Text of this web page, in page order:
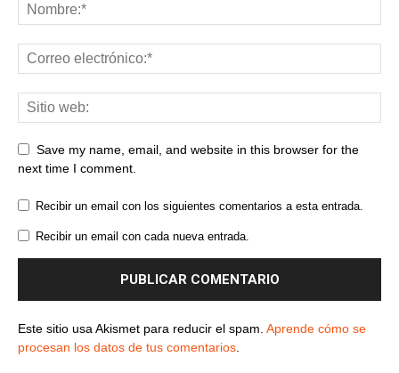
Save my name, email, and website in this browser for the
next time I comment.
Recibir un email con los siguientes comentarios a esta entrada.
Recibir un email con cada nueva entrada.
Este sitio usa Akismet para reducir el spam. Aprende cómo se
procesan los datos de tus comentarios